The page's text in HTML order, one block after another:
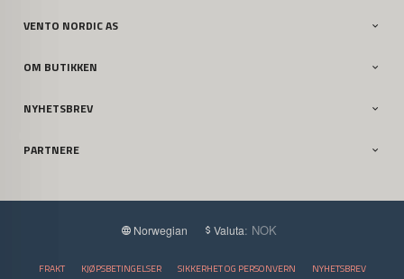
VENTO NORDIC AS
OM BUTIKKEN
NYHETSBREV
PARTNERE
Norwegian Valuta: NOK
FRAKT KJØPSBETINGELSER SIKKERHET OG PERSONVERN NYHETSBREV